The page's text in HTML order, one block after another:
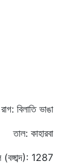
রাগ: বিলাতি ভাঙা
তাল: কাহারবা
(বঙ্গাব্দ): 1287